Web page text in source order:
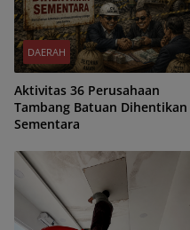
DAERAH
Aktivitas 36 Perusahaan
Tambang Batuan Dihentikan
Sementara